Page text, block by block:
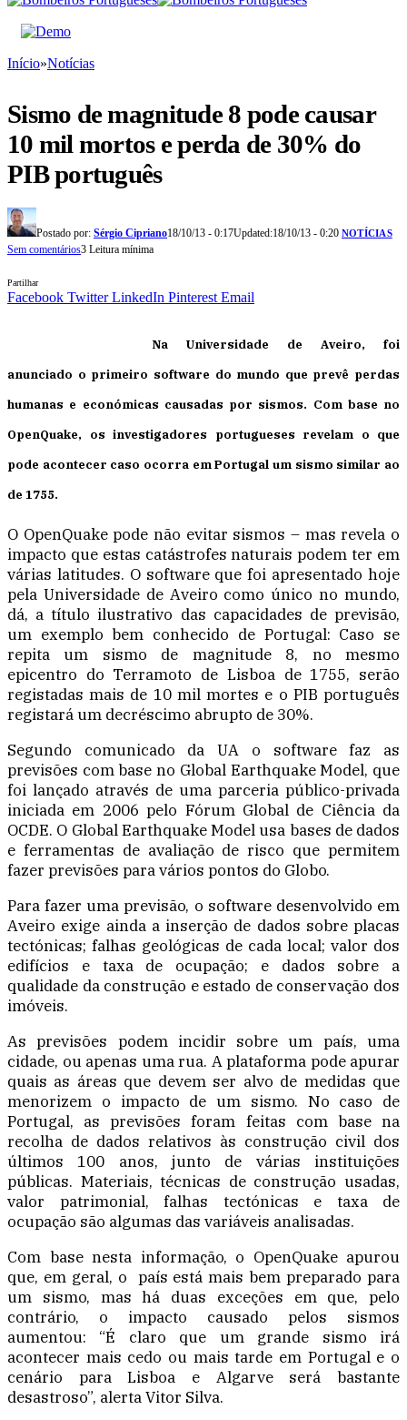
Início»Notícias
Sismo de magnitude 8 pode causar
10 mil mortos e perda de 30% do
PIB português
Postado por: Sérgio Cipriano18/10/13 - 0:17Updated:18/10/13 - 0:20 NOTÍCIAS
Sem comentários3 Leitura mínima
Partilhar
Facebook Twitter LinkedIn Pinterest Email
Na Universidade de Aveiro, foi
anunciado o primeiro software do mundo que prevê perdas
humanas e económicas causadas por sismos. Com base no
OpenQuake, os investigadores portugueses revelam o que
pode acontecer caso ocorra em Portugal um sismo similar ao
de 1755.
O OpenQuake pode não evitar sismos – mas revela o
impacto que estas catástrofes naturais podem ter em
várias latitudes. O software que foi apresentado hoje
pela Universidade de Aveiro como único no mundo,
dá, a título ilustrativo das capacidades de previsão,
um exemplo bem conhecido de Portugal: Caso se
repita um sismo de magnitude 8, no mesmo
epicentro do Terramoto de Lisboa de 1755, serão
registadas mais de 10 mil mortes e o PIB português
registará um decréscimo abrupto de 30%.
Segundo comunicado da UA o software faz as
previsões com base no Global Earthquake Model, que
foi lançado através de uma parceria público-privada
iniciada em 2006 pelo Fórum Global de Ciência da
OCDE. O Global Earthquake Model usa bases de dados
e ferramentas de avaliação de risco que permitem
fazer previsões para vários pontos do Globo.
Para fazer uma previsão, o software desenvolvido em
Aveiro exige ainda a inserção de dados sobre placas
tectónicas; falhas geológicas de cada local; valor dos
edifícios e taxa de ocupação; e dados sobre a
qualidade da construção e estado de conservação dos
imóveis.
As previsões podem incidir sobre um país, uma
cidade, ou apenas uma rua. A plataforma pode apurar
quais as áreas que devem ser alvo de medidas que
menorizem o impacto de um sismo. No caso de
Portugal, as previsões foram feitas com base na
recolha de dados relativos às construção civil dos
últimos 100 anos, junto de várias instituições
públicas. Materiais, técnicas de construção usadas,
valor patrimonial, falhas tectónicas e taxa de
ocupação são algumas das variáveis analisadas.
Com base nesta informação, o OpenQuake apurou
que, em geral, o país está mais bem preparado para
um sismo, mas há duas exceções em que, pelo
contrário, o impacto causado pelos sismos
aumentou: “É claro que um grande sismo irá
acontecer mais cedo ou mais tarde em Portugal e o
cenário para Lisboa e Algarve será bastante
desastroso”, alerta Vitor Silva.